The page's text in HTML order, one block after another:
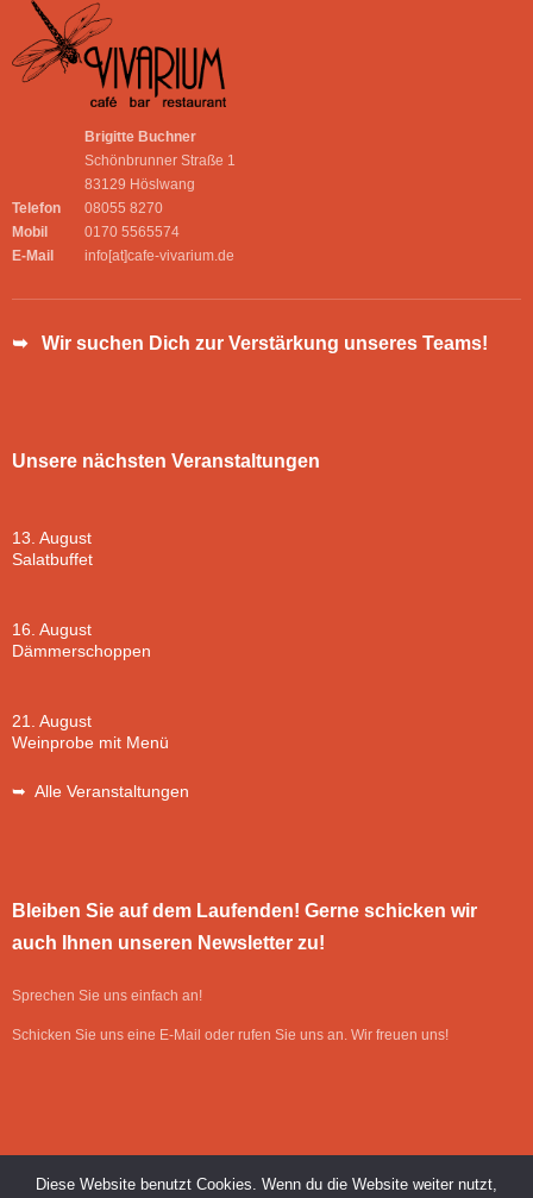
Brigitte Buchner
Schönbrunner Straße 1
83129 Höslwang
Telefon
08055 8270
Mobil
0170 5565574
E-Mail
info[at]cafe-vivarium.de
➥ Wir suchen Dich zur Verstärkung unseres Teams!
Unsere nächsten Veranstaltungen
13. August
Salatbuffet
16. August
Dämmerschoppen
21. August
Weinprobe mit Menü
➥ Alle Veranstaltungen
Bleiben Sie auf dem Laufenden! Gerne schicken wir
auch Ihnen unseren Newsletter zu!
Sprechen Sie uns einfach an!
Schicken Sie uns eine E-Mail oder rufen Sie uns an. Wir freuen uns!
Diese Website benutzt Cookies. Wenn du die Website weiter nutzt,